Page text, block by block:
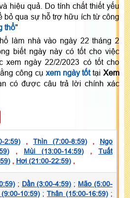
hiệu quả. Do tính chất thiết yếu
bỏ qua sự hỗ trợ hữu ích từ công
thổ"
làm nhà vào ngày 22 tháng 2
biết ngày này có tốt cho việc
xem ngày 22/2/2023 có tốt cho
công cụ xem ngày tốttạiXem
có được câu trả lời chính xác
2:59) , Thìn (7:00-8:59) , Ngọ
, Mùi (13:00-14:59) , Tuất
, Hợi (21:00-22:59) ,
; Dần (3:00-4:59) ; Mão (5:00-
10:59);Thân (15:00-16:59);